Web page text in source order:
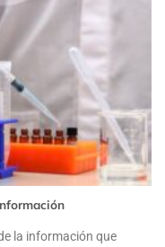
la información que